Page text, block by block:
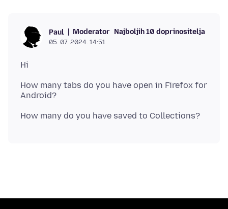
Paul Moderator Najboljih 10 doprinositelja
05. 07. 2024. 14:51
How many tabs do you have open in Firefox for